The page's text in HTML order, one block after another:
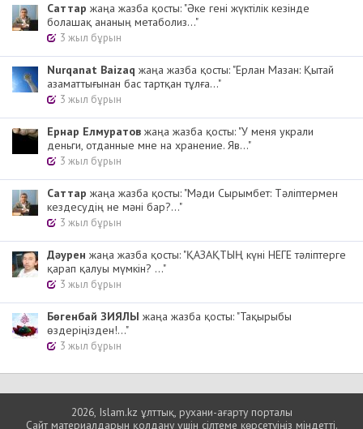
Cаттар жаңа жазба қосты: "Әке гені жүктілік кезінде
болашақ ананың метаболиз..."
3 жыл бұрын
Nurqanat Baizaq жаңа жазба қосты: "Ерлан Мазан: Қытай
азаматтығынан бас тартқан тұлға..."
3 жыл бұрын
Ернар Елмуратов жаңа жазба қосты: "У меня украли
деньги, отданные мне на хранение. Яв..."
3 жыл бұрын
Cаттар жаңа жазба қосты: "Мәди Сырымбет: Тәліптермен
кездесудің не мәні бар?..."
3 жыл бұрын
Дәурен жаңа жазба қосты: "ҚАЗАҚТЫҢ күні НЕГЕ тәліптерге
қарап қалуы мүмкін? ..."
3 жыл бұрын
Бөгенбай ЗИЯЛЫ жаңа жазба қосты: "Тақырыбы
өздеріңізден!..."
3 жыл бұрын
2026, Islam.kz ұлттық, рухани-ағарту порталы
Сайт материалдарын қолдану үшін сілтеме көрсетуіңіз міндетті.